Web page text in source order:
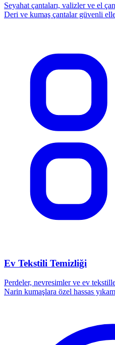
Seyahat çantaları, valizler ve el
Deri ve kumaş çantalar güvenli
Ev Tekstili Temizliği
Perdeler, nevresimler ve ev
Narin kumaşlara özel hassas